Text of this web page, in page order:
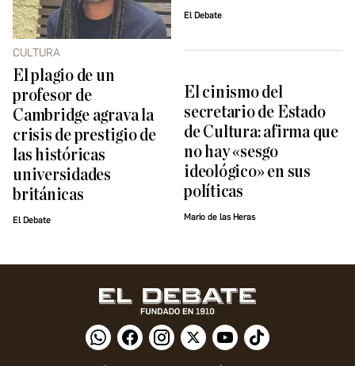
CULTURA
El plagio de un
profesor de
Cambridge agrava la
crisis de prestigio de
las históricas
universidades
británicas
El Debate
El Debate
El cinismo del
secretario de Estado
de Cultura: afirma que
no hay «sesgo
ideológico» en sus
políticas
Mario de las Heras